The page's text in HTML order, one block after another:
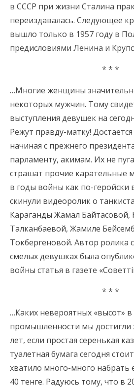
в СССР при жизни Сталина
переиздавалась. Следующее
вышло только в 1957 году в
предисловиями Ленина и
* * *
…Многие женщины
некоторых мужчин. Тому
выступления девушек на
Режут правду-матку!
начиная с прежнего
парламенту, акимам. Их не
страшат прочие карательные
в годы войны как по-геройски
скинули видеоролик о
Караганды Жамал Байтасовой,
Талканбаевой, Жамиле
Токбергеновой. Автор ролика
смелых девушках была
войны статья в газете
* * *
…Каких невероятных «высот»
промышленности мы достигли
лет, если простая серенькая
туалетная бумага сегодня
хватило много-много набрать
40 тенге. Радуюсь тому, что в